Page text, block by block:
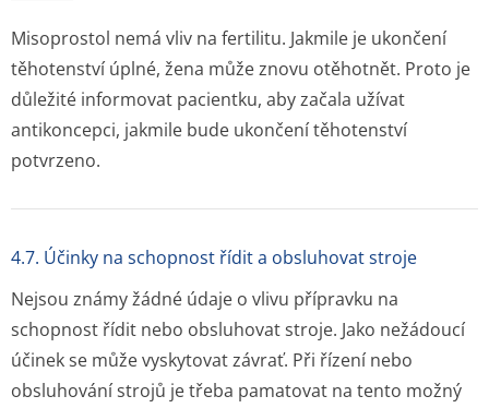
Misoprostol nemá vliv na fertilitu. Jakmile je ukončení
těhotenství úplné, žena může znovu otěhotnět. Proto je
důležité informovat pacientku, aby začala užívat
antikoncepci, jakmile bude ukončení těhotenství
potvrzeno.
4.7. Účinky na schopnost řídit a obsluhovat stroje
Nejsou známy žádné údaje o vlivu přípravku na
schopnost řídit nebo obsluhovat stroje. Jako nežádoucí
účinek se může vyskytovat závrať. Při řízení nebo
obsluhování strojů je třeba pamatovat na tento možný